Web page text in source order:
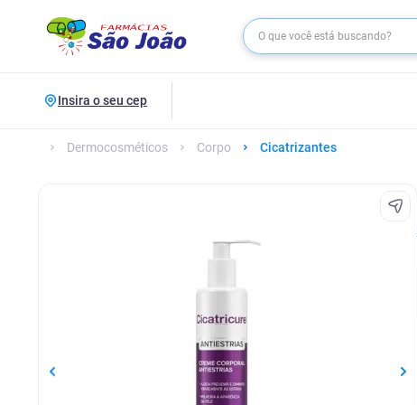
Insira o seu cep
Dermocosméticos Corpo Cicatrizantes